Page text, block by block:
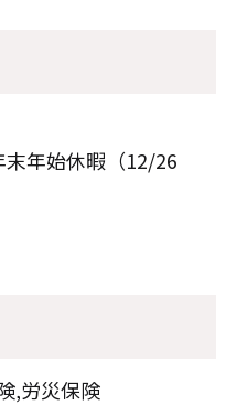
年始休暇（12/26
,労災保険